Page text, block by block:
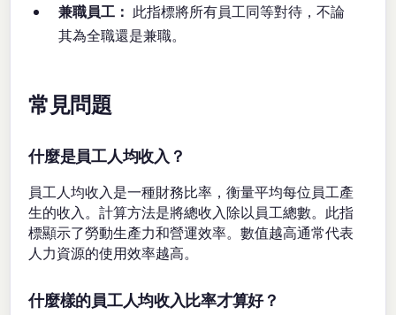
兼職員工： 此指標將所有員工同等對待，不論
其為全職還是兼職。
常見問題
什麼是員工人均收入？
員工人均收入是一種財務比率，衡量平均每位員工產
生的收入。計算方法是將總收入除以員工總數。此指
標顯示了勞動生產力和營運效率。數值越高通常代表
人力資源的使用效率越高。
什麼樣的員工人均收入比率才算好？